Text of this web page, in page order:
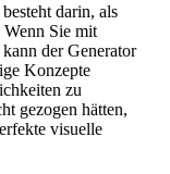
darin, als
Sie mit
der Generator
Konzepte
zu
gezogen hätten,
visuelle